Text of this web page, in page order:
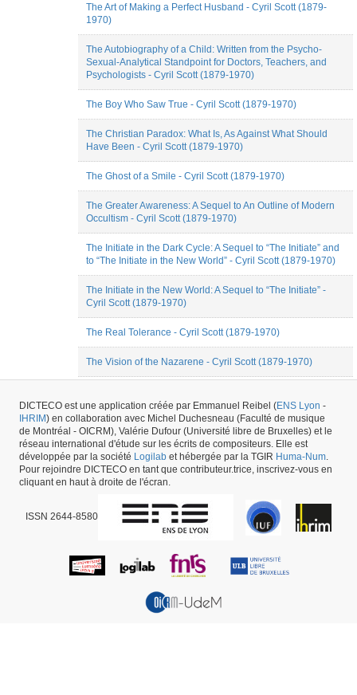
The Art of Making a Perfect Husband - Cyril Scott (1879-
1970)
The Autobiography of a Child: Written from the Psycho-
Sexual-Analytical Standpoint for Doctors, Teachers, and
Psychologists - Cyril Scott (1879-1970)
The Boy Who Saw True - Cyril Scott (1879-1970)
The Christian Paradox: What Is, As Against What Should
Have Been - Cyril Scott (1879-1970)
The Ghost of a Smile - Cyril Scott (1879-1970)
The Greater Awareness: A Sequel to An Outline of Modern
Occultism - Cyril Scott (1879-1970)
The Initiate in the Dark Cycle: A Sequel to “The Initiate” and
to “The Initiate in the New World” - Cyril Scott (1879-1970)
The Initiate in the New World: A Sequel to “The Initiate” -
Cyril Scott (1879-1970)
The Real Tolerance - Cyril Scott (1879-1970)
The Vision of the Nazarene - Cyril Scott (1879-1970)
Cyril Scott (1879-1970)
1 | 2 Suivant »
41résultats
DICTECO est une application créée par Emmanuel Reibel (ENS Lyon -
IHRIM) en collaboration avec Michel Duchesneau (Faculté de musique
de Montréal - OICRM), Valérie Dufour (Université libre de Bruxelles) et le
réseau international d'étude sur les écrits de compositeurs. Elle est
développée par la société Logilab et hébergée par la TGIR Huma-Num.
Pour rejoindre DICTECO en tant que contributeur.trice, inscrivez-vous en
cliquant en haut à droite de l'écran.
ISSN 2644-8580